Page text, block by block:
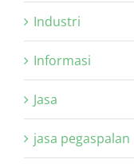
Industri
Informasi
Jasa
jasa pegaspalan